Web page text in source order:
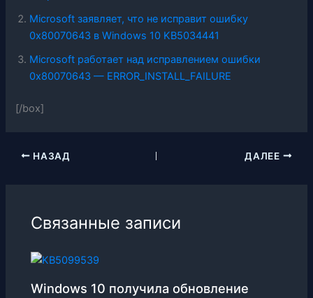
Microsoft заявляет, что не исправит ошибку
0x80070643 в Windows 10 KB5034441
Microsoft работает над исправлением ошибки
0x80070643 — ERROR_INSTALL_FAILURE
[/box]
НАЗАД ДАЛЕЕ
Связанные записи
Windows 10 получила обновление